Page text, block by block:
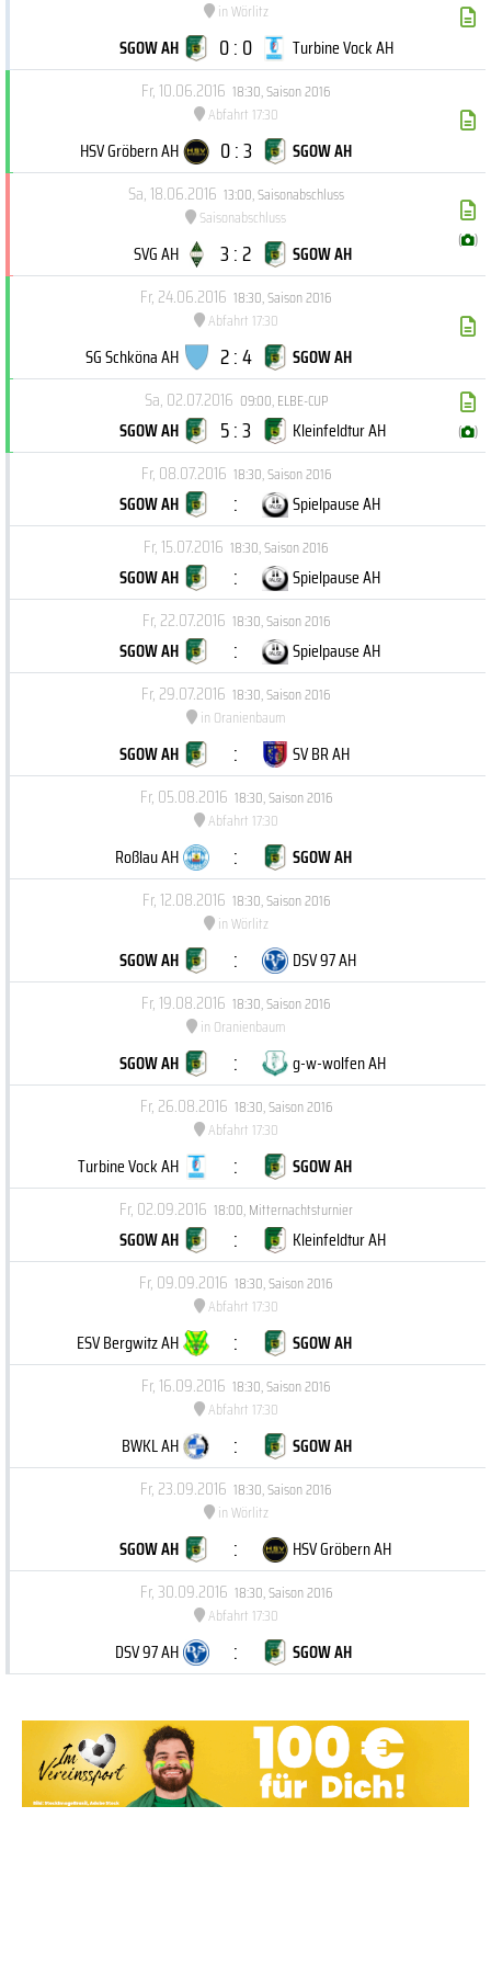
in Wörlitz
SGOW AH 0 : 0
Turbine Vock AH
Fr, 10.06.2016 18:30,Saison 2016
Abfahrt 17:30
HSV Gröbern AH 0 : 3
SGOW AH
Sa, 18.06.2016 13:00,Saisonabschluss
Saisonabschluss
SVG AH 3 : 2 SGOW AH
( )
Fr, 24.06.2016 18:30,Saison 2016
Abfahrt 17:30
SG Schköna AH 2 : 4
SGOW AH
Sa, 02.07.2016 09:00,ELBE-CUP
SGOW AH 5 : 3 Kleinfeldtur AH ( )
Fr, 08.07.2016 18:30,Saison 2016
SGOW AH :
Spielpause AH
Fr, 15.07.2016 18:30,Saison 2016
SGOW AH :
Spielpause AH
Fr, 22.07.2016 18:30,Saison 2016
SGOW AH :
Spielpause AH
Fr, 29.07.2016 18:30,Saison 2016
in Oranienbaum
SGOW AH :
SV BR AH
Fr, 05.08.2016 18:30,Saison 2016
Abfahrt 17:30
Roßlau AH :
SGOW AH
Fr, 12.08.2016 18:30,Saison 2016
in Wörlitz
SGOW AH :
DSV 97 AH
Fr, 19.08.2016 18:30,Saison 2016
in Oranienbaum
SGOW AH :
g-w-wolfen AH
Fr, 26.08.2016 18:30,Saison 2016
Abfahrt 17:30
Turbine Vock AH :
SGOW AH
Fr, 02.09.2016 18:00,Mitternachtsturnier
SGOW AH :
Kleinfeldtur AH
Fr, 09.09.2016 18:30,Saison 2016
Abfahrt 17:30
ESV Bergwitz AH :
SGOW AH
Fr, 16.09.2016 18:30,Saison 2016
Abfahrt 17:30
BWKL AH :
SGOW AH
Fr, 23.09.2016 18:30,Saison 2016
in Wörlitz
SGOW AH :
HSV Gröbern AH
Fr, 30.09.2016 18:30,Saison 2016
Abfahrt 17:30
DSV 97 AH : SGOW AH